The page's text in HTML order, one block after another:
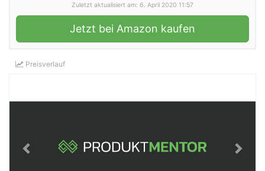
Zuletzt aktualisiert am: 6. April 2020 11:57
Jetzt bei Amazon kaufen
Preisverlauf